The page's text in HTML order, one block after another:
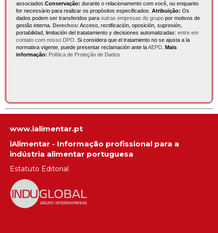
associados. Conservação: durante o relacionamento com você, ou enquanto
for necessário para realizar os propósitos especificados. Atribuição: Os
dados podem ser transferidos para outras empresas do grupo por motivos de
gestão interna. Derechos: Acceso, rectificación, oposición, supresión,
portabilidad, limitación del tratatamiento y decisiones automatizadas: entre em
contato com nosso DPO . Si considera que el tratamiento no se ajusta a la
normativa vigente, puede presentar reclamación ante laAEPD Mais
informação: Política de Proteção de Dados
www.ialimentar.pt
iAlimentar - Informação profissional para a
indústria alimentar portuguesa
Estatuto Editorial